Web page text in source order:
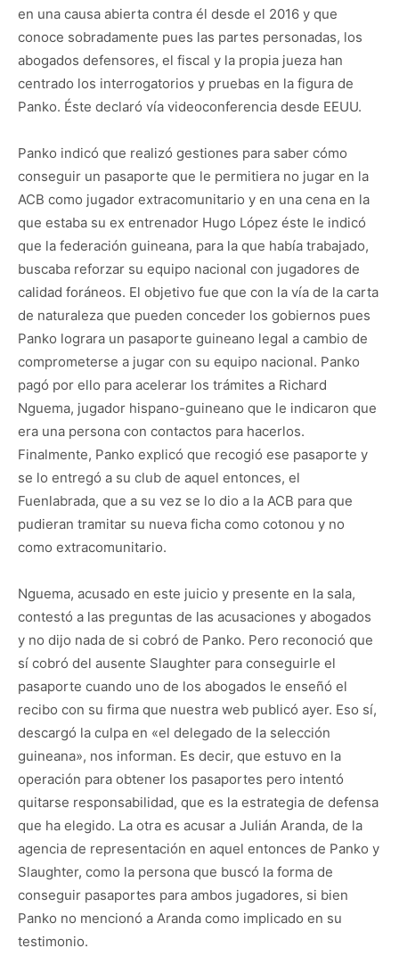
en una causa abierta contra él desde el 2016 y que
conoce sobradamente pues las partes personadas, los
abogados defensores, el fiscal y la propia jueza han
centrado los interrogatorios y pruebas en la figura de
Panko. Éste declaró vía videoconferencia desde EEUU.
Panko indicó que realizó gestiones para saber cómo
conseguir un pasaporte que le permitiera no jugar en la
ACB como jugador extracomunitario y en una cena en la
que estaba su ex entrenador Hugo López éste le indicó
que la federación guineana, para la que había trabajado,
buscaba reforzar su equipo nacional con jugadores de
calidad foráneos. El objetivo fue que con la vía de la carta
de naturaleza que pueden conceder los gobiernos pues
Panko lograra un pasaporte guineano legal a cambio de
comprometerse a jugar con su equipo nacional. Panko
pagó por ello para acelerar los trámites a Richard
Nguema, jugador hispano-guineano que le indicaron que
era una persona con contactos para hacerlos.
Finalmente, Panko explicó que recogió ese pasaporte y
se lo entregó a su club de aquel entonces, el
Fuenlabrada, que a su vez se lo dio a la ACB para que
pudieran tramitar su nueva ficha como cotonou y no
como extracomunitario.
Nguema, acusado en este juicio y presente en la sala,
contestó a las preguntas de las acusaciones y abogados
y no dijo nada de si cobró de Panko. Pero reconoció que
sí cobró del ausente Slaughter para conseguirle el
pasaporte cuando uno de los abogados le enseñó el
recibo con su firma que nuestra web publicó ayer. Eso sí,
descargó la culpa en «el delegado de la selección
guineana», nos informan. Es decir, que estuvo en la
operación para obtener los pasaportes pero intentó
quitarse responsabilidad, que es la estrategia de defensa
que ha elegido. La otra es acusar a Julián Aranda, de la
agencia de representación en aquel entonces de Panko y
Slaughter, como la persona que buscó la forma de
conseguir pasaportes para ambos jugadores, si bien
Panko no mencionó a Aranda como implicado en su
testimonio.